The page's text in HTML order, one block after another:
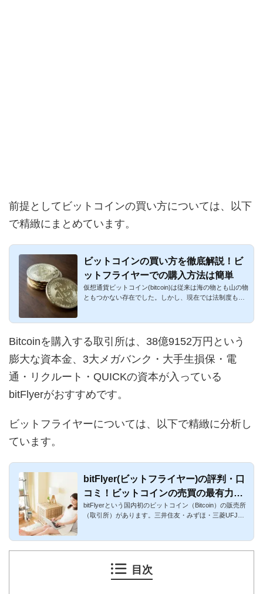
前提としてビットコインの買い方については、以下
で精緻にまとめています。
ビットコインの買い方を徹底解説！ビ
ットフライヤーでの購入方法は簡単
仮想通貨ビットコイン(bitcoin)は従来は海の物とも山の物
ともつかない存在でした。しかし、現在では法制度も整
Bitcoinを購入する取引所は、38億9152万円という
膨大な資本金、3大メガバンク・大手生損保・電
通・リクルート・QUICKの資本が入っている
bitFlyerがおすすめです。
ビットフライヤーについては、以下で精緻に分析し
ています。
bitFlyer(ビットフライヤー)の評判・口
コミ！ビットコインの売買の最有力候
補！FXも
bitFlyerという国内初のビットコイン（Bitcoin）の販売所
（取引所）があります。三井住友・みずほ・三菱UFJの
目次